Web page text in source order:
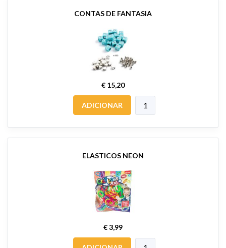
CONTAS DE FANTASIA
€ 15,20
ADICIONAR
ELASTICOS NEON
€ 3,99